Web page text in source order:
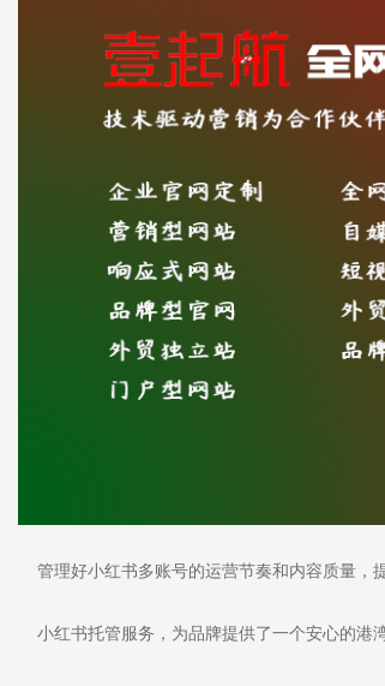
管理好小红书多账号的运营节奏和内容质量，
小红书托管服务，为品牌提供了一个安心的港